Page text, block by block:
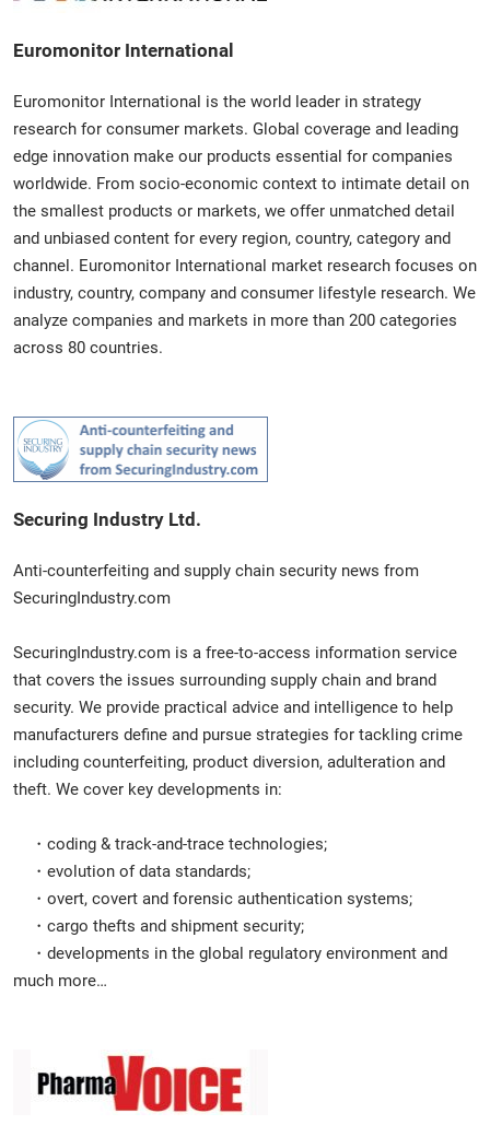
Euromonitor International
Euromonitor International is the world leader in strategy
research for consumer markets. Global coverage and leading
edge innovation make our products essential for companies
worldwide. From socio-economic context to intimate detail on
the smallest products or markets, we offer unmatched detail
and unbiased content for every region, country, category and
channel. Euromonitor International market research focuses on
industry, country, company and consumer lifestyle research. We
analyze companies and markets in more than 200 categories
across 80 countries.
Securing Industry Ltd.
Anti-counterfeiting and supply chain security news from
SecuringIndustry.com
SecuringIndustry.com is a free-to-access information service
that covers the issues surrounding supply chain and brand
security. We provide practical advice and intelligence to help
manufacturers define and pursue strategies for tackling crime
including counterfeiting, product diversion, adulteration and
theft. We cover key developments in:
・coding & track-and-trace technologies;
・evolution of data standards;
・overt, covert and forensic authentication systems;
・cargo thefts and shipment security;
・developments in the global regulatory environment and
much more…